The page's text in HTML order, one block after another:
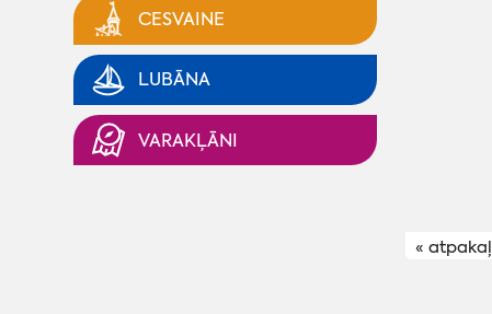
CESVAINE
LUBĀNA
VARAKĻĀNI
« atpakaļ